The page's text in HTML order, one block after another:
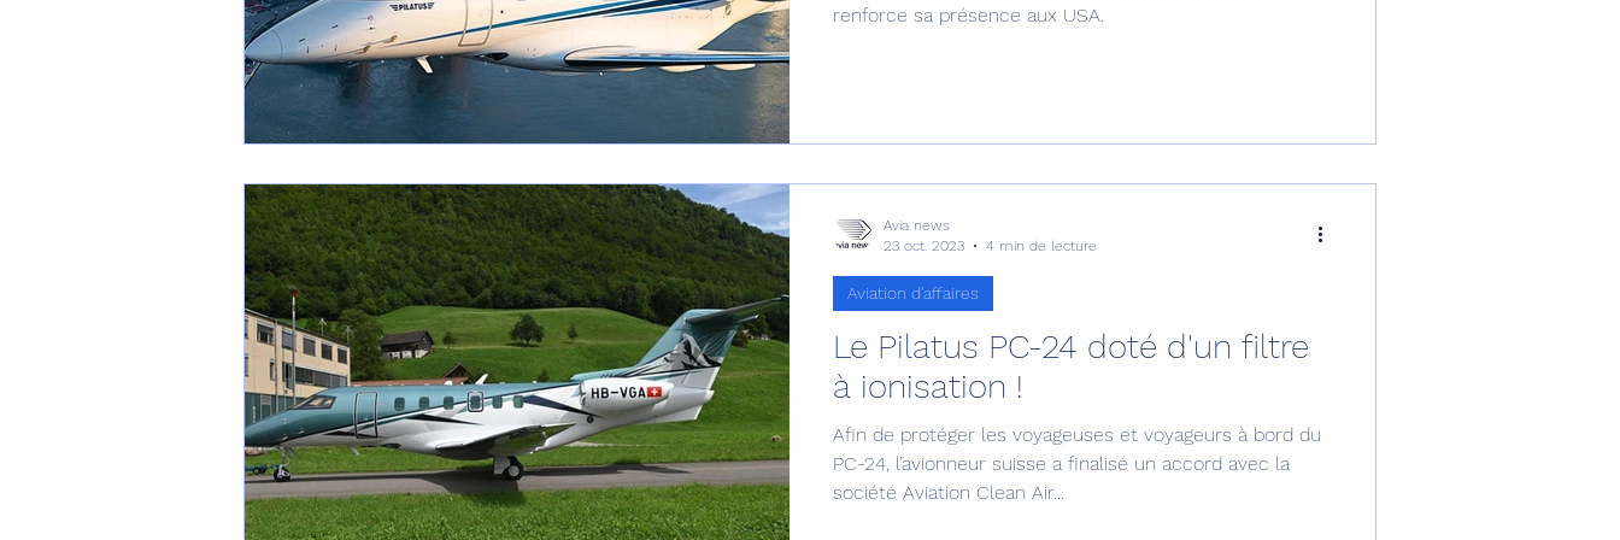
renforce sa présence aux USA.
Le Pilatus PC-24 doté d'un filtre
à ionisation !
Afin de protéger les voyageuses et voyageurs à bord du
PC-24, l’avionneur suisse a finalisé un accord avec la
société Aviation Clean Air...
Aviation d'affaires
Avia news
23 oct. 2023
4 min de lecture